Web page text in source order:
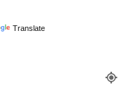
Translate